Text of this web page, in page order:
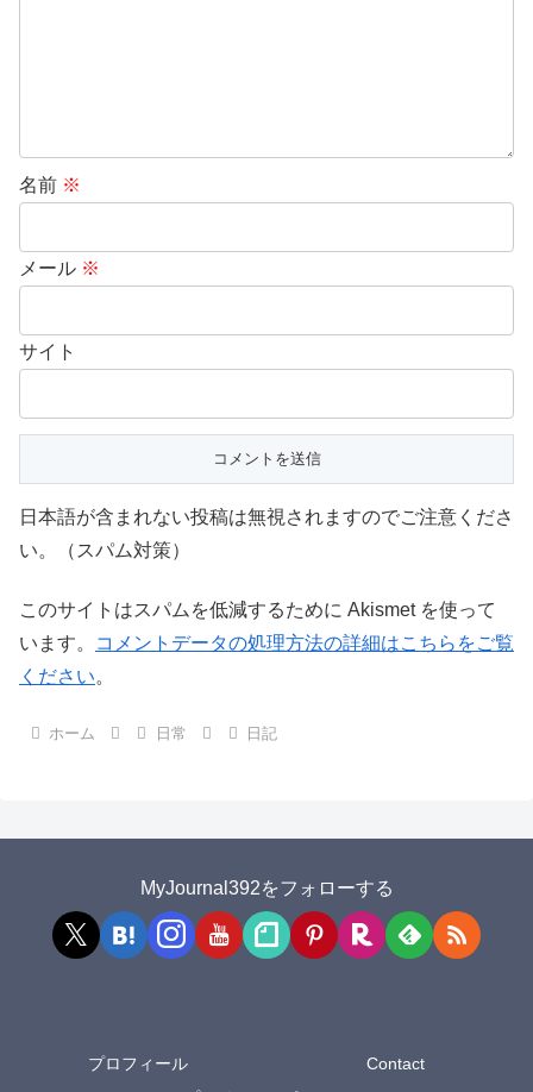
名前 ※
メール ※
サイト
日本語が含まれない投稿は無視されますのでご注意くださ
い。（スパム対策）
このサイトはスパムを低減するために Akismet を使って
います。
コメントデータの処理方法の詳細はこちらをご覧
ください。
ホーム 日常 日記
MyJournal392をフォローする
プロフィール
Contact